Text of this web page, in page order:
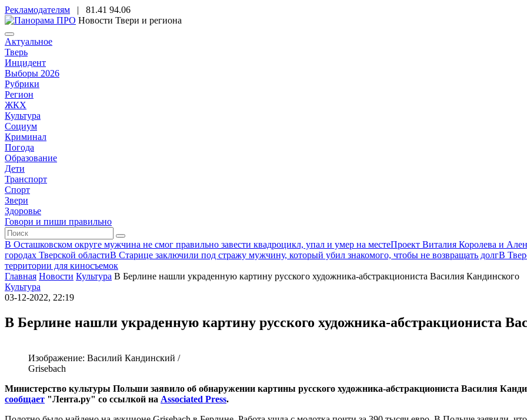
Рекламодателям | 81.41 94.06
Новости Твери и региона
Актуальное
Тверь
Инцидент
Выборы 2026
Рубрики
Регион
ЖКХ
Культура
Социум
Криминал
Погода
Образование
Дети
Транспорт
Спорт
Звери
Здоровье
Говори и пиши правильно
В Осташковском округе мужчина не смог правильно завести квадроцикл, упал и умер на местеПроект Виталия Королева и
городах Тверской областиВ Старице заключили под стражу мужчину, который убил знакомого, чтобы не возвращать долгВ
территории для киносъемок
Главная Новости Культура В Берлине нашли украденную картину русского художника-абстракциониста Василия Кандинского
Культура
03-12-2022, 22:19
В Берлине нашли украденную картину русского художника-абстракциониста
Изображение: Василий Кандинский /
Grisebach
Министерство культуры Польши заявило об обнаружении картины русского художника-абстракциониста Василия
сообщает "Лента.ру" со ссылкой на Associated Press.